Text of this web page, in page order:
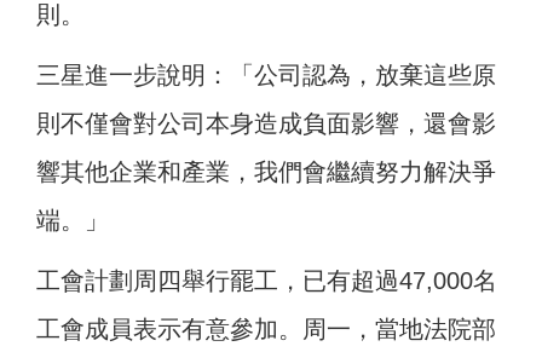
則。
三星進一步說明：「公司認為，放棄這些原
則不僅會對公司本身造成負面影響，還會影
響其他企業和產業，我們會繼續努力解決爭
端。」
工會計劃周四舉行罷工，已有超過47,000名
工會成員表示有意參加。周一，當地法院部